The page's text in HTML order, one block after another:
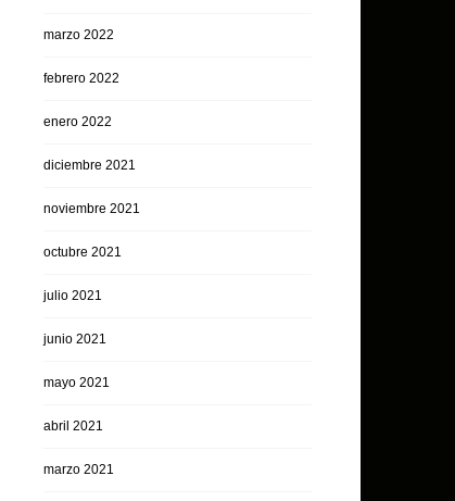
marzo 2022
febrero 2022
enero 2022
diciembre 2021
noviembre 2021
octubre 2021
julio 2021
junio 2021
mayo 2021
abril 2021
marzo 2021